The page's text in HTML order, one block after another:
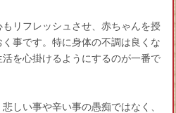
リフレッシュさせ、赤ちゃんを授
事です。特に身体の不調は良くな
を心掛けるようにするのが一番で
しい事や辛い事の愚痴ではなく、